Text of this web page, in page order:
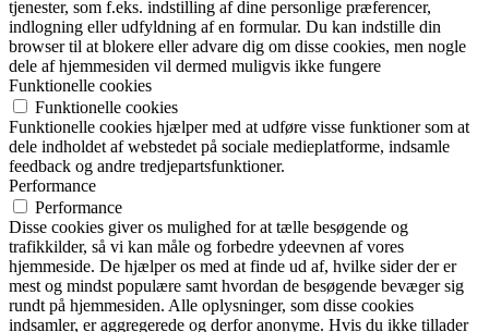
tjenester, som f.eks. indstilling af dine personlige præferencer,
indlogning eller udfyldning af en formular. Du kan indstille din
browser til at blokere eller advare dig om disse cookies, men nogle
dele af hjemmesiden vil dermed muligvis ikke fungere
Funktionelle cookies
Funktionelle cookies
Funktionelle cookies hjælper med at udføre visse funktioner som at
dele indholdet af webstedet på sociale medieplatforme, indsamle
feedback og andre tredjepartsfunktioner.
Performance
Performance
Disse cookies giver os mulighed for at tælle besøgende og
trafikkilder, så vi kan måle og forbedre ydeevnen af vores
hjemmeside. De hjælper os med at finde ud af, hvilke sider der er
mest og mindst populære samt hvordan de besøgende bevæger sig
rundt på hjemmesiden. Alle oplysninger, som disse cookies
indsamler, er aggregerede og derfor anonyme. Hvis du ikke tillader